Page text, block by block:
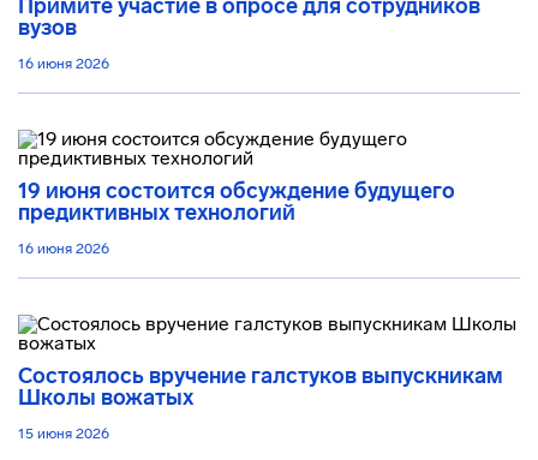
Примите участие в опросе для сотрудников
вузов
16 июня 2026
19 июня состоится обсуждение будущего
предиктивных технологий
16 июня 2026
Состоялось вручение галстуков выпускникам
Школы вожатых
15 июня 2026